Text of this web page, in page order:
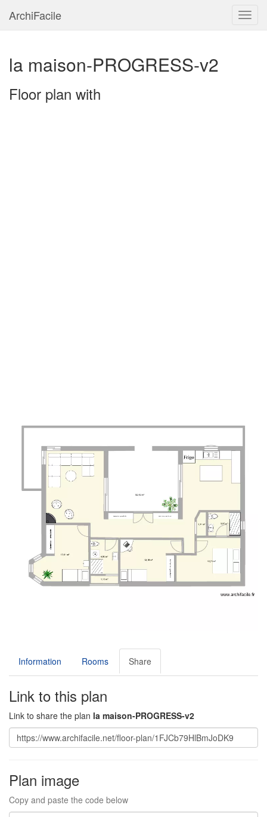
ArchiFacile
la maison-PROGRESS-v2
Floor plan with
Information Rooms Share
Link to this plan
Link to share the plan la maison-PROGRESS-v2
Plan image
Copy and paste the code below